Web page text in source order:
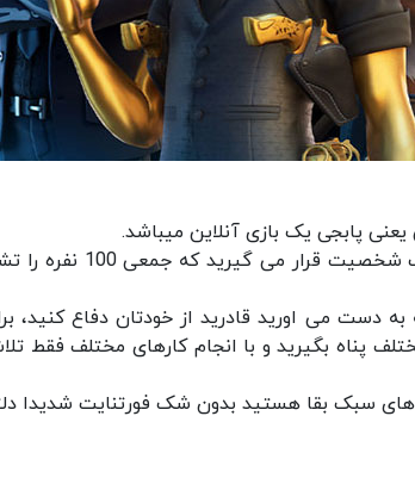
یعنی پابجی یک بازی آنلاین میباشد.
سبک بازی که در ان شما
دست می اورید قادرید از خودتان دفاع کنید،
پناه بگیرید و با انجام کارهای مختلف فقط
های سبک بقا هستید بدون شک فورتنایت شدیدا